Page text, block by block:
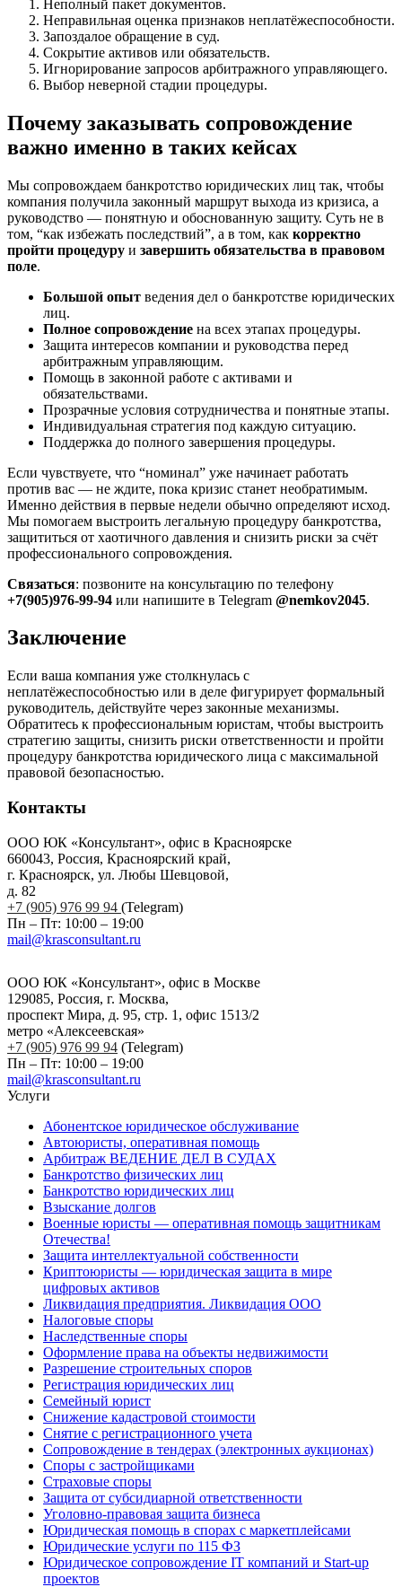
Неполный пакет документов.
Неправильная оценка признаков неплатёжеспособности.
Запоздалое обращение в суд.
Сокрытие активов или обязательств.
Игнорирование запросов арбитражного управляющего.
Выбор неверной стадии процедуры.
Почему заказывать сопровождение
важно именно в таких кейсах
Мы сопровождаем банкротство юридических лиц так, чтобы
компания получила законный маршрут выхода из кризиса, а
руководство — понятную и обоснованную защиту. Суть не в
том, “как избежать последствий”, а в том, как корректно
пройти процедуру и завершить обязательства в правовом
поле.
Большой опыт ведения дел о банкротстве юридических
лиц.
Полное сопровождение на всех этапах процедуры.
Защита интересов компании и руководства перед
арбитражным управляющим.
Помощь в законной работе с активами и
обязательствами.
Прозрачные условия сотрудничества и понятные этапы.
Индивидуальная стратегия под каждую ситуацию.
Поддержка до полного завершения процедуры.
Если чувствуете, что “номинал” уже начинает работать
против вас — не ждите, пока кризис станет необратимым.
Именно действия в первые недели обычно определяют исход.
Мы помогаем выстроить легальную процедуру банкротства,
защититься от хаотичного давления и снизить риски за счёт
профессионального сопровождения.
Связаться: позвоните на консультацию по телефону
+7(905)976-99-94 или напишите в Telegram @nemkov2045.
Заключение
Если ваша компания уже столкнулась с
неплатёжеспособностью или в деле фигурирует формальный
руководитель, действуйте через законные механизмы.
Обратитесь к профессиональным юристам, чтобы выстроить
стратегию защиты, снизить риски ответственности и пройти
процедуру банкротства юридического лица с максимальной
правовой безопасностью.
Контакты
ООО ЮК «Консультант», офис в Красноярске
660043, Россия, Красноярский край,
г. Красноярск, ул. Любы Шевцовой,
д. 82
+7 (905) 976 99 94 (Telegram)
Пн – Пт: 10:00 – 19:00
mail@krasconsultant.ru
ООО ЮК «Консультант», офис в Москве
129085, Россия, г. Москва,
проспект Мира, д. 95, стр. 1, офис 1513/2
метро «Алексеевская»
+7 (905) 976 99 94 (Telegram)
Пн – Пт: 10:00 – 19:00
mail@krasconsultant.ru
Услуги
Абонентское юридическое обслуживание
Автоюристы, оперативная помощь
Арбитраж ВЕДЕНИЕ ДЕЛ В СУДАХ
Банкротство физических лиц
Банкротство юридических лиц
Взыскание долгов
Военные юристы — оперативная помощь защитникам
Отечества!
Защита интеллектуальной собственности
Криптоюристы — юридическая защита в мире
цифровых активов
Ликвидация предприятия. Ликвидация ООО
Налоговые споры
Наследственные споры
Оформление права на объекты недвижимости
Разрешение строительных споров
Регистрация юридических лиц
Семейный юрист
Снижение кадастровой стоимости
Снятие с регистрационного учета
Сопровождение в тендерах (электронных аукционах)
Споры с застройщиками
Страховые споры
Защита от субсидиарной ответственности
Уголовно-правовая защита бизнеса
Юридическая помощь в спорах с маркетплейсами
Юридические услуги по 115 ФЗ
Юридическое сопровождение IT компаний и Start-up
проектов